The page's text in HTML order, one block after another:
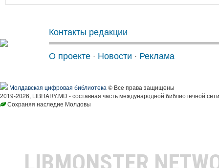
Контакты редакции
О проекте · Новости · Реклама
Молдавская цифровая библиотека © Все права защищены
2019-2026, LIBRARY.MD - составная часть международной библиотечной
Сохраняя наследие Молдовы
LIBMONSTER